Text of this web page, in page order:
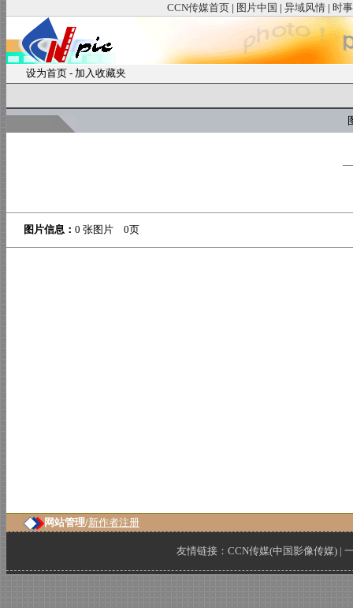
CCN传媒首页 | 图片中国 | 异域风情 | 时
设为首页 - 加入收藏夹
图片信息： 0 张图片 0页
网站管理/新作者注册
友情链接： CCN传媒(中国影像传媒) |